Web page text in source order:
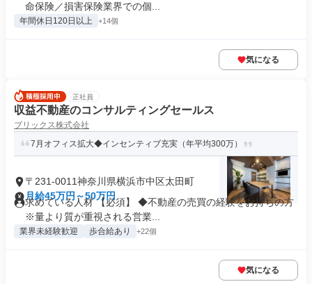
命保険／損害保険業界での個...
年間休日120日以上 +14個
気になる
正社員
収益不動産のコンサルティングセールス
ブリックス株式会社
7月オフィス拡大◆インセンティブ充実（年平均300万）
〒231-0011神奈川県横浜市中区太田町
月給45万円～50万円
求めている人材 【必須】 ◆不動産の売買の経験をお持ちの方
※量より質が重視される営業...
業界未経験歓迎 歩合給あり +22個
気になる